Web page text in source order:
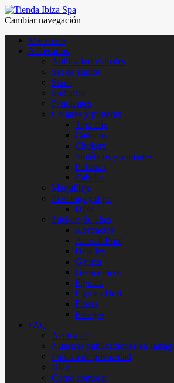
Cambiar navegación
Maceteros
Accesorios
Anillos individuales
Set de anillos
Studs
Solitarios
Pendientes
Collares y pulseras
Tipo clip
Cadenas
Chokers
Sintéticos y similares
Pulseras
Cabello
Maquillaje
Piercings y dijes
Dijes
Stickers de uñas
Abstractos
Animal Print
Detalles
Gatitos
Geometricos
Figuras
Figuras Dark
Flores
Paisajes
FAQ
Acerca de
Nuestras publicaciones en
Politica de privacidad
Blog
Como comprar